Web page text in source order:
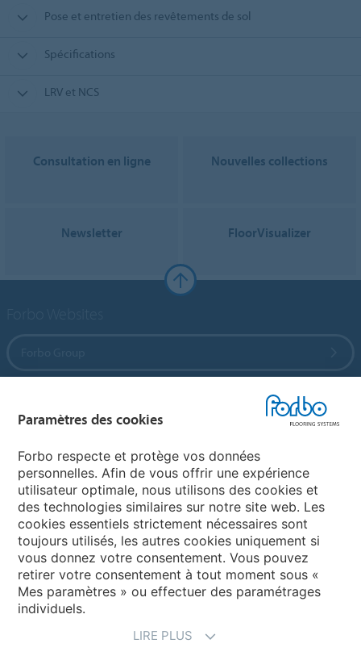
Pose et entretien des revêtements de sol
Spécifications
LRV et NCS
Consultation en ligne Nouvelles collections
Newsletter FloorVisualizer
Sélectionnez un pays
Sélectionnez votre pays
Paramètres des cookies
Forbo respecte et protège vos données
personnelles. Afin de vous offrir une expérience
utilisateur optimale, nous utilisons des cookies et
des technologies similaires sur notre site web. Les
cookies essentiels strictement nécessaires sont
toujours utilisés, les autres cookies uniquement si
vous donnez votre consentement. Vous pouvez
retirer votre consentement à tout moment sous «
Mes paramètres » ou effectuer des paramétrages
individuels.
LIRE PLUS